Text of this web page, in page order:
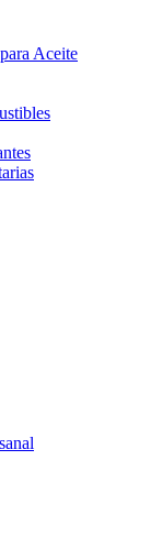
Aceite